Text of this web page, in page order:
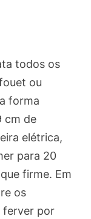
todos os
ou
forma
cm de
elétrica,
para 20
firme. Em
os
ferver por